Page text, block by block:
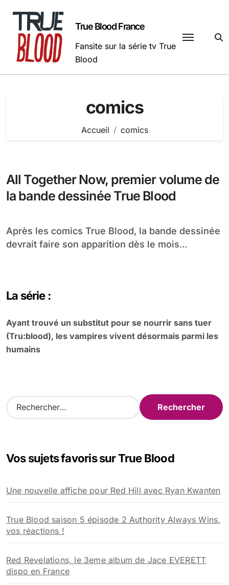
contenu
True Blood France
Fansite sur la série tv True
Blood
comics
Accueil comics
All Together Now, premier volume de
la bande dessinée True Blood
Après les comics True Blood, la bande dessinée
devrait faire son apparition dès le mois...
La série :
Ayant trouvé un substitut pour se nourrir sans tuer
(Tru:blood), les vampires vivent désormais parmi les
humains
R
e
r
e
r
:
Vos sujets favoris sur True Blood
Une nouvelle affiche pour Red Hill avec Ryan Kwanten
True Blood saison 5 épisode 2 Authority Always Wins,
vos réactions !
Red Revelations, le 3eme album de Jace EVERETT
dispo en France